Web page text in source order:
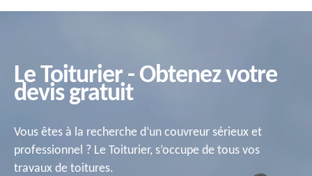
Le Toiturier - Obtenez votre
devis gratuit
Vous êtes à la recherche d’un couvreur sérieux et
professionnel ? Le Toiturier, s’occupe de tous vos
travaux de toitures.